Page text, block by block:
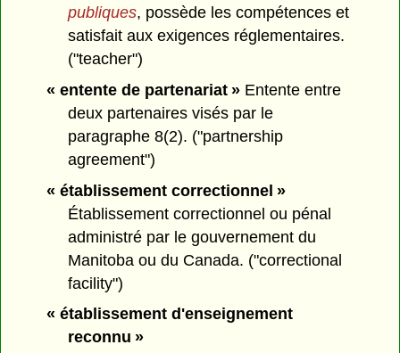
publiques, possède les compétences et
satisfait aux exigences réglementaires.
("teacher")
« entente de partenariat »Entente entre
deux partenaires visés par le
paragraphe 8(2). ("partnership
agreement")
« établissement correctionnel »
Établissement correctionnel ou pénal
administré par le gouvernement du
Manitoba ou du Canada. ("correctional
facility")
« établissement d'enseignement
reconnu »